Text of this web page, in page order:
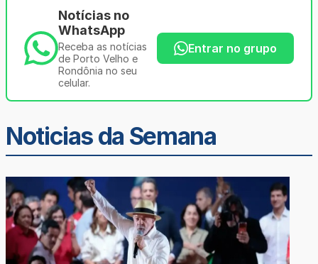
Notícias no
WhatsApp
Receba as notícias
de Porto Velho e
Rondônia no seu
celular.
Entrar no grupo
Noticias da Semana